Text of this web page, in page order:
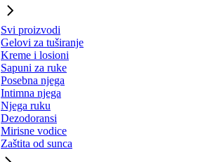
Svi proizvodi
Gelovi za tuširanje
Kreme i losioni
Sapuni za ruke
Posebna njega
Intimna njega
Njega ruku
Dezodoransi
Mirisne vodice
Zaštita od sunca